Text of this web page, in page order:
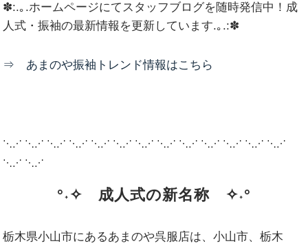
✽:.｡.ホームページにてスタッフブログを随時発信中！成
人式・振袖の最新情報を更新しています.｡.:✽
⇒ あまのや振袖トレンド情報はこちら
⋱⋰ ⋱⋰ ⋱⋰ ⋱⋰ ⋱⋰ ⋱⋰ ⋱⋰ ⋱⋰ ⋱⋰ ⋱⋰ ⋱⋰ ⋱⋰ ⋱⋰
⋱⋰ ⋱⋰
°˖✧ 成人式の新名称 ✧˖°
栃木県小山市にあるあまのや呉服店は、小山市、栃木